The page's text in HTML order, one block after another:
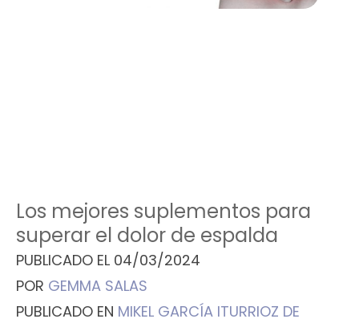
Los mejores suplementos para
superar el dolor de espalda
PUBLICADO EL 04/03/2024
POR GEMMA SALAS
PUBLICADO EN MIKEL GARCÍA ITURRIOZ DE